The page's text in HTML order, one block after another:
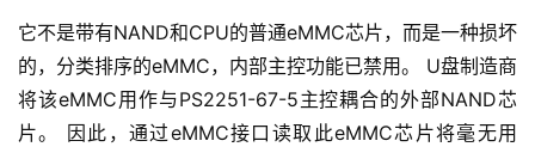
它不是带有NAND和CPU的普通eMMC芯片，而是一种损坏
的，分类排序的eMMC，内部主控功能已禁用。 U盘制造商
将该eMMC用作与PS2251-67-5主控耦合的外部NAND芯
片。 因此，通过eMMC接口读取此eMMC芯片将毫无用